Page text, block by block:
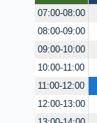
07:00-08:00
08:00-09:00
09:00-10:00
10:00-11:00
11:00-12:00
12:00-13:00